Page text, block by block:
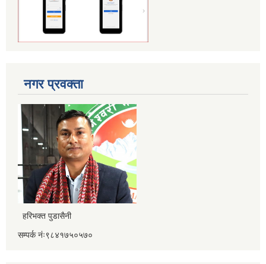
नगर प्रवक्ता
हरिभक्त पुडासैनी
सम्पर्क नंः९८४१७५०५७०